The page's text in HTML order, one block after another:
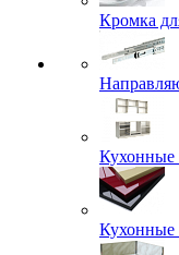
Кромка
Кухонные
Кухонные